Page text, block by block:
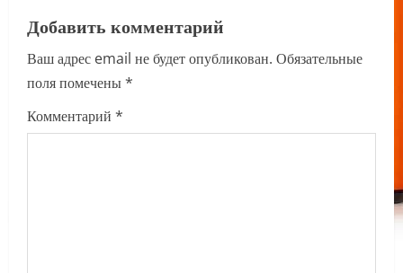
v
i
g
Добавить комментарий
Ваш адрес email не будет опубликован. Обязательные
поля помечены*
Комментарий *